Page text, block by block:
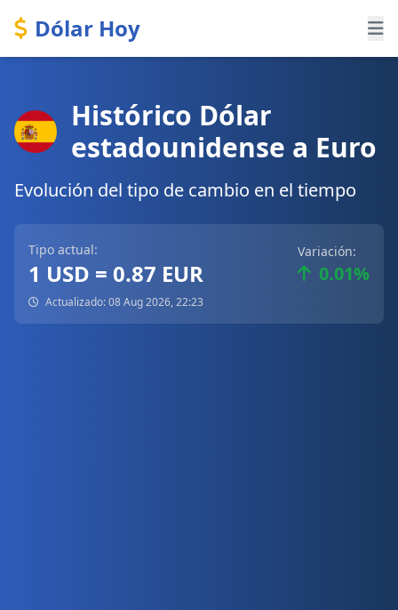
Dólar Hoy
Histórico Dólar
estadounidense a Euro
Evolución del tipo de cambio en el tiempo
Tipo actual:
1 USD = 0.87 EUR
Variación:
0.01%
Actualizado: 08 Aug 2026, 22:23